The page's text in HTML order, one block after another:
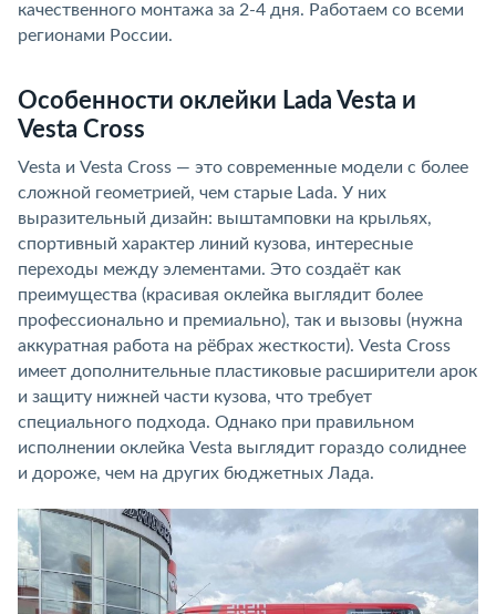
качественного монтажа за 2-4 дня. Работаем со всеми
регионами России.
Особенности оклейки Lada Vesta и
Vesta Cross
Vesta и Vesta Cross — это современные модели с более
сложной геометрией, чем старые Lada. У них
выразительный дизайн: выштамповки на крыльях,
спортивный характер линий кузова, интересные
переходы между элементами. Это создаёт как
преимущества (красивая оклейка выглядит более
профессионально и премиально), так и вызовы (нужна
аккуратная работа на рёбрах жесткости). Vesta Cross
имеет дополнительные пластиковые расширители арок
и защиту нижней части кузова, что требует
специального подхода. Однако при правильном
исполнении оклейка Vesta выглядит гораздо солиднее
и дороже, чем на других бюджетных Лада.